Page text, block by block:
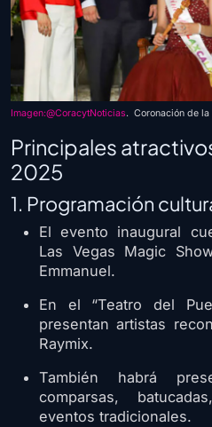
Imagen:@CoracytNoticias. Coronación de la
Principales
2025
1. Programación
El evento inaugural
Las Vegas Magic
Emmanuel.
En el “Teatro del
presentan artistas
Raymix.
También habrá
comparsas,
eventos tradicionales.